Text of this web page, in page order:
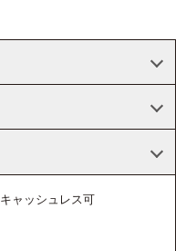
キャッシュレス可